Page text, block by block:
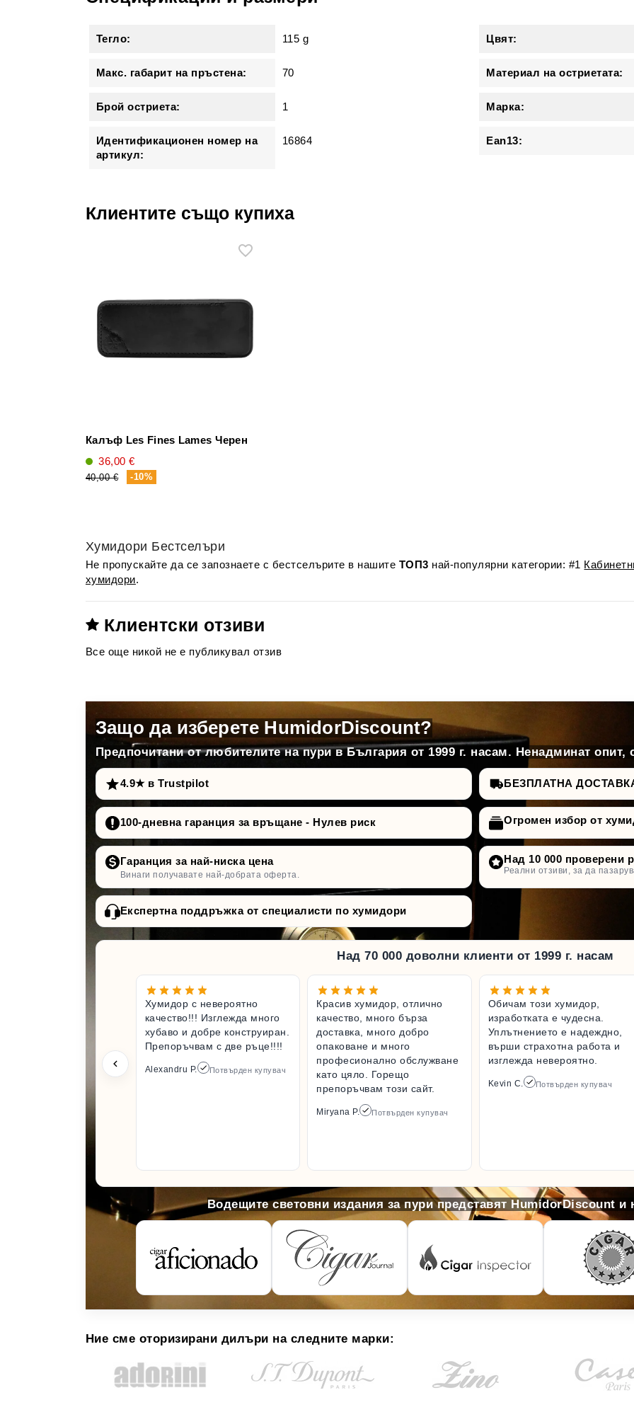
Тегло: 115 g
Макс. габарит на пръстена: 70
Брой остриета: 1
Идентификационен номер на
артикул:
16864
Цвят:
Материал на остриетата:
Марка:
Ean13:
Клиентите също купиха
Калъф Les Fines Lames Черен
36,00 €
40,00 € -10%
Хумидори Бестселъри
Не пропускайте да се запознаете с бестселърите в нашите ТОП3 най-популярни категории: #1
хумидори.
Клиентски отзиви
Все още никой не е публикувал отзив
Защо да изберете HumidorDiscount?
Предпочитани от любителите на пури в България от 1999 г. насам. Ненадминат опит,
4.9★ в Trustpilot БЕЗПЛАТНА ДОСТАВКА
100-дневна гаранция за връщане - Нулев риск Огромен избор от
Гаранция за най-ниска цена
Винаги получавате най-добрата оферта.
Над 10 000 проверени
Реални отзиви, за да
Експертна поддръжка от специалисти по хумидори
Над 70 000 доволни клиенти от 1999 г. насам
Хумидор с невероятно
качество!!! Изглежда много
хубаво и добре конструиран.
Препоръчвам с две ръце!!!!
Alexandru P. Потвърден купувач
Красив хумидор, отлично
качество, много бърза
доставка, много добро
опаковане и много
професионално обслужване
като цяло. Горещо
препоръчвам този сайт.
Miryana P. Потвърден купувач
Обичам този хумидор,
изработката е чудесна.
Уплътнението е надеждно,
върши страхотна работа и
изглежда невероятно.
Kevin C. Потвърден купувач
Водещите световни издания за пури представят HumidorDiscount и
Ние сме оторизирани дилъри на следните марки: